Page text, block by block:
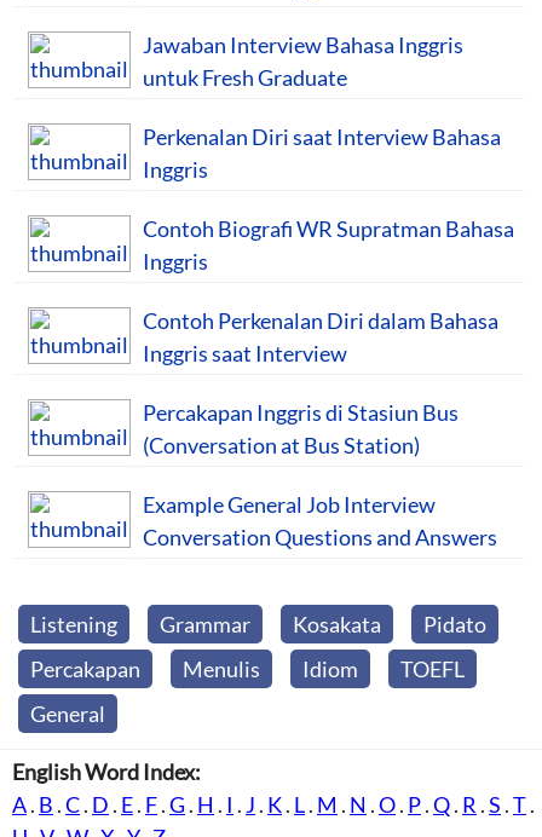
Jawaban Interview Bahasa Inggris
untuk Fresh Graduate
Perkenalan Diri saat Interview Bahasa
Inggris
Contoh Biografi WR Supratman Bahasa
Inggris
Contoh Perkenalan Diri dalam Bahasa
Inggris saat Interview
Percakapan Inggris di Stasiun Bus
(Conversation at Bus Station)
Example General Job Interview
Conversation Questions and Answers
Listening Grammar Kosakata
Pidato
Percakapan
Menulis Idiom
TOEFL
General
English Word Index:
A. B .C. D . E. F.G. H . I . J . K. L. M . N .O. P.Q. R .S .T.